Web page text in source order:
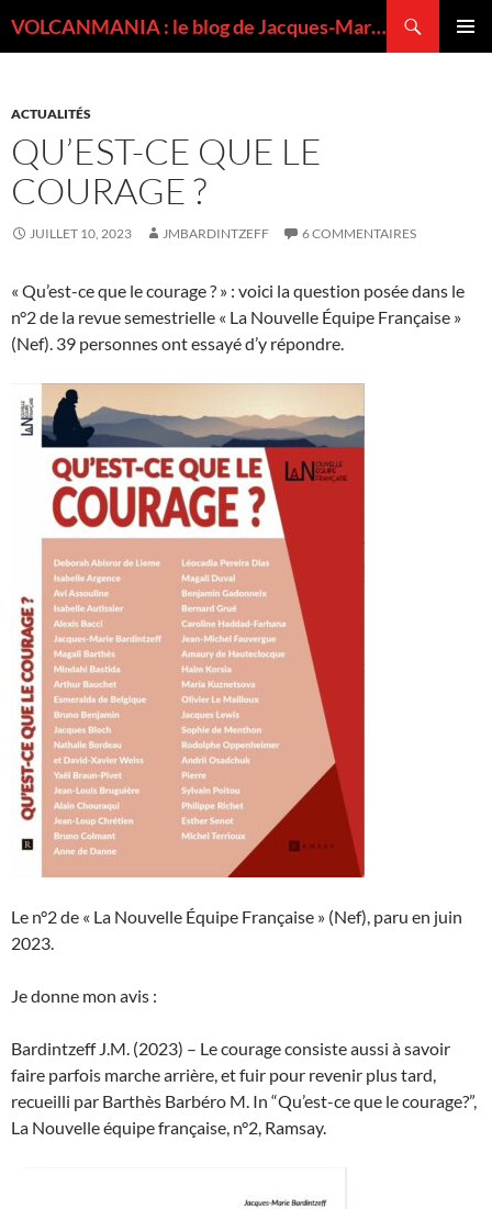
VOLCANMANIA : le blog de Jacques-Marie BARDINTZEFF, volcanologue
ACTUALITÉS
QU’EST-CE QUE LE
COURAGE ?
JUILLET 10, 2023 JMBARDINTZEFF 6 COMMENTAIRES
« Qu’est-ce que le courage ? » : voici la question posée dans le
n°2 de la revue semestrielle « La Nouvelle Équipe Française »
(Nef). 39 personnes ont essayé d’y répondre.
Le n°2 de « La Nouvelle Équipe Française » (Nef), paru en juin
2023.
Je donne mon avis :
Bardintzeff J.M. (2023) – Le courage consiste aussi à savoir
faire parfois marche arrière, et fuir pour revenir plus tard,
recueilli par Barthès Barbéro M. In “Qu’est-ce que le courage?”,
La Nouvelle équipe française, n°2, Ramsay.